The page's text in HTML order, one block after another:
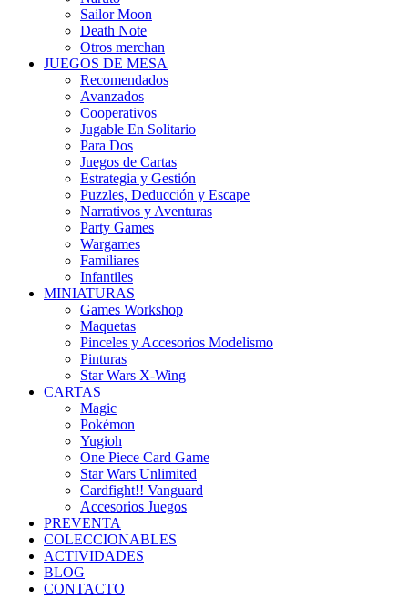
Sailor Moon
Death Note
Otros merchan
JUEGOS DE MESA
Recomendados
Avanzados
Cooperativos
Jugable En Solitario
Para Dos
Juegos de Cartas
Estrategia y Gestión
Puzzles, Deducción y Escape
Narrativos y Aventuras
Party Games
Wargames
Familiares
Infantiles
MINIATURAS
Games Workshop
Maquetas
Pinceles y Accesorios Modelismo
Pinturas
Star Wars X-Wing
CARTAS
Magic
Pokémon
Yugioh
One Piece Card Game
Star Wars Unlimited
Cardfight!! Vanguard
Accesorios Juegos
PREVENTA
COLECCIONABLES
ACTIVIDADES
BLOG
CONTACTO